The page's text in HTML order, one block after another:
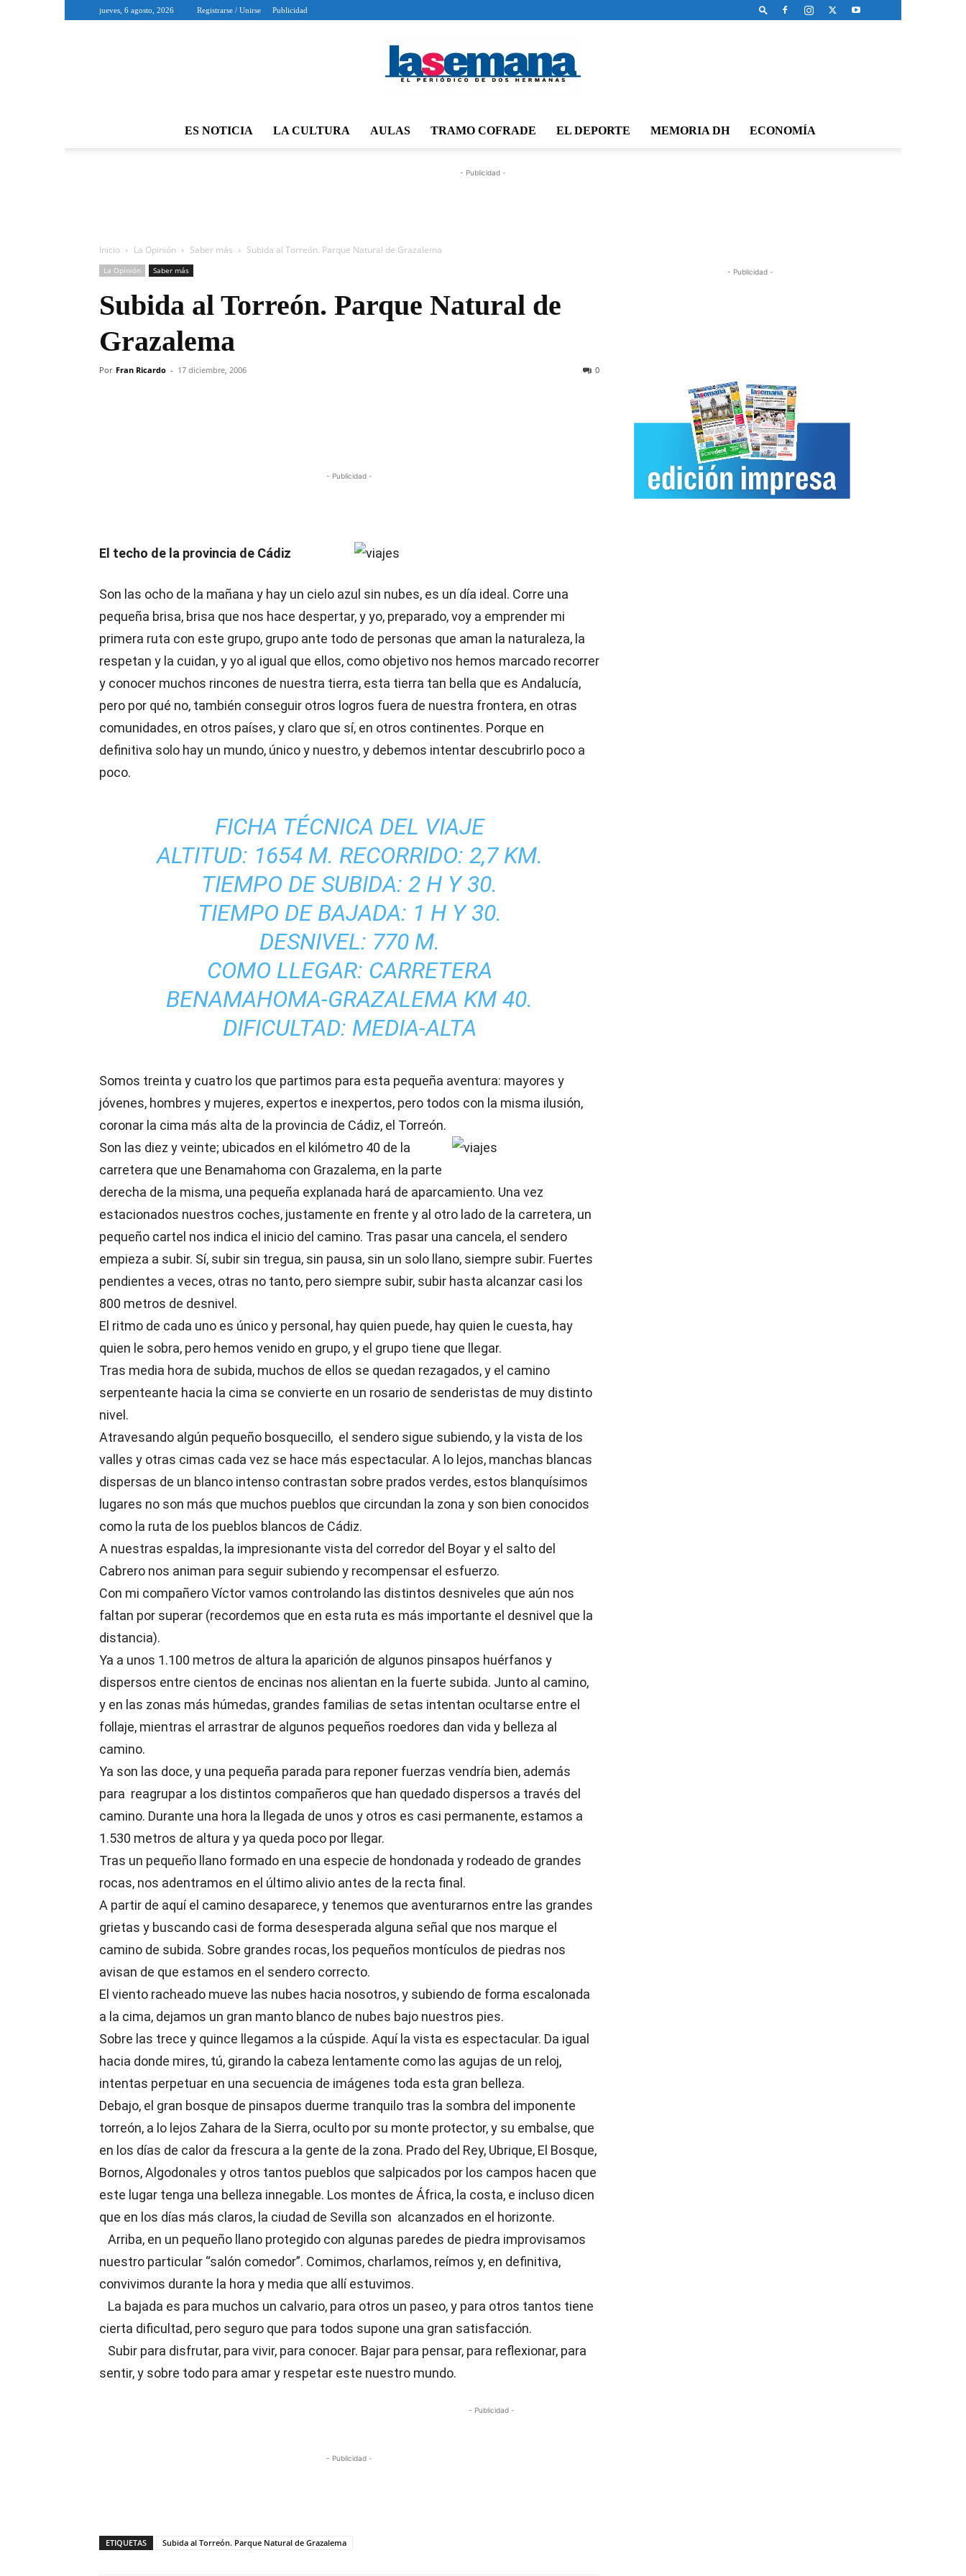
jueves, 6 agosto, 2026 Registrarse / Unirse Publicidad
ES NOTICIA LA CULTURA AULAS TRAMO COFRADE EL DEPORTE MEMORIA DH ECONOMÍA
- Publicidad -
Inicio La Opinión Saber más Subida al Torreón. Parque Natural de Grazalema
La Opinión Saber más
Subida al Torreón. Parque Natural de
Grazalema
Por Fran Ricardo - 17 diciembre, 2006 0
- Publicidad -
El techo de la provincia de Cádiz
Son las ocho de la mañana y hay un cielo azul sin nubes, es un día ideal. Corre una
pequeña brisa, brisa que nos hace despertar, y yo, preparado, voy a emprender mi
primera ruta con este grupo, grupo ante todo de personas que aman la naturaleza, la
respetan y la cuidan, y yo al igual que ellos, como objetivo nos hemos marcado recorrer
y conocer muchos rincones de nuestra tierra, esta tierra tan bella que es Andalucía,
pero por qué no, también conseguir otros logros fuera de nuestra frontera, en otras
comunidades, en otros países, y claro que sí, en otros continentes. Porque en
definitiva solo hay un mundo, único y nuestro, y debemos intentar descubrirlo poco a
poco.
FICHA TÉCNICA DEL VIAJE
ALTITUD: 1654 M. RECORRIDO: 2,7 KM.
TIEMPO DE SUBIDA: 2 H Y 30.
TIEMPO DE BAJADA: 1 H Y 30.
DESNIVEL: 770 M.
COMO LLEGAR: CARRETERA
BENAMAHOMA-GRAZALEMA KM 40.
DIFICULTAD: MEDIA-ALTA
Somos treinta y cuatro los que partimos para esta pequeña aventura: mayores y
jóvenes, hombres y mujeres, expertos e inexpertos, pero todos con la misma ilusión,
coronar la cima más alta de la provincia de Cádiz, el Torreón.
Son las diez y veinte; ubicados en el kilómetro 40 de la
carretera que une Benamahoma con Grazalema, en la parte
derecha de la misma, una pequeña explanada hará de aparcamiento. Una vez
estacionados nuestros coches, justamente en frente y al otro lado de la carretera, un
pequeño cartel nos indica el inicio del camino. Tras pasar una cancela, el sendero
empieza a subir. Sí, subir sin tregua, sin pausa, sin un solo llano, siempre subir. Fuertes
pendientes a veces, otras no tanto, pero siempre subir, subir hasta alcanzar casi los
800 metros de desnivel.
El ritmo de cada uno es único y personal, hay quien puede, hay quien le cuesta, hay
quien le sobra, pero hemos venido en grupo, y el grupo tiene que llegar.
Tras media hora de subida, muchos de ellos se quedan rezagados, y el camino
serpenteante hacia la cima se convierte en un rosario de senderistas de muy distinto
nivel.
Atravesando algún pequeño bosquecillo, el sendero sigue subiendo, y la vista de los
valles y otras cimas cada vez se hace más espectacular. A lo lejos, manchas blancas
dispersas de un blanco intenso contrastan sobre prados verdes, estos blanquísimos
lugares no son más que muchos pueblos que circundan la zona y son bien conocidos
como la ruta de los pueblos blancos de Cádiz.
A nuestras espaldas, la impresionante vista del corredor del Boyar y el salto del
Cabrero nos animan para seguir subiendo y recompensar el esfuerzo.
Con mi compañero Víctor vamos controlando las distintos desniveles que aún nos
faltan por superar (recordemos que en esta ruta es más importante el desnivel que la
distancia).
Ya a unos 1.100 metros de altura la aparición de algunos pinsapos huérfanos y
dispersos entre cientos de encinas nos alientan en la fuerte subida. Junto al camino,
y en las zonas más húmedas, grandes familias de setas intentan ocultarse entre el
follaje, mientras el arrastrar de algunos pequeños roedores dan vida y belleza al
camino.
Ya son las doce, y una pequeña parada para reponer fuerzas vendría bien, además
para reagrupar a los distintos compañeros que han quedado dispersos a través del
camino. Durante una hora la llegada de unos y otros es casi permanente, estamos a
1.530 metros de altura y ya queda poco por llegar.
Tras un pequeño llano formado en una especie de hondonada y rodeado de grandes
rocas, nos adentramos en el último alivio antes de la recta final.
A partir de aquí el camino desaparece, y tenemos que aventurarnos entre las grandes
grietas y buscando casi de forma desesperada alguna señal que nos marque el
camino de subida. Sobre grandes rocas, los pequeños montículos de piedras nos
avisan de que estamos en el sendero correcto.
El viento racheado mueve las nubes hacia nosotros, y subiendo de forma escalonada
a la cima, dejamos un gran manto blanco de nubes bajo nuestros pies.
Sobre las trece y quince llegamos a la cúspide. Aquí la vista es espectacular. Da igual
hacia donde mires, tú, girando la cabeza lentamente como las agujas de un reloj,
intentas perpetuar en una secuencia de imágenes toda esta gran belleza.
Debajo, el gran bosque de pinsapos duerme tranquilo tras la sombra del imponente
torreón, a lo lejos Zahara de la Sierra, oculto por su monte protector, y su embalse, que
en los días de calor da frescura a la gente de la zona. Prado del Rey, Ubrique, El Bosque,
Bornos, Algodonales y otros tantos pueblos que salpicados por los campos hacen que
este lugar tenga una belleza innegable. Los montes de África, la costa, e incluso dicen
que en los días más claros, la ciudad de Sevilla son alcanzados en el horizonte.
Arriba, en un pequeño llano protegido con algunas paredes de piedra improvisamos
nuestro particular “salón comedor”. Comimos, charlamos, reímos y, en definitiva,
convivimos durante la hora y media que allí estuvimos.
La bajada es para muchos un calvario, para otros un paseo, y para otros tantos tiene
cierta dificultad, pero seguro que para todos supone una gran satisfacción.
Subir para disfrutar, para vivir, para conocer. Bajar para pensar, para reflexionar, para
sentir, y sobre todo para amar y respetar este nuestro mundo.
- Publicidad -
- Publicidad -
ETIQUETAS Subida al Torreón. Parque Natural de Grazalema
- Publicidad -